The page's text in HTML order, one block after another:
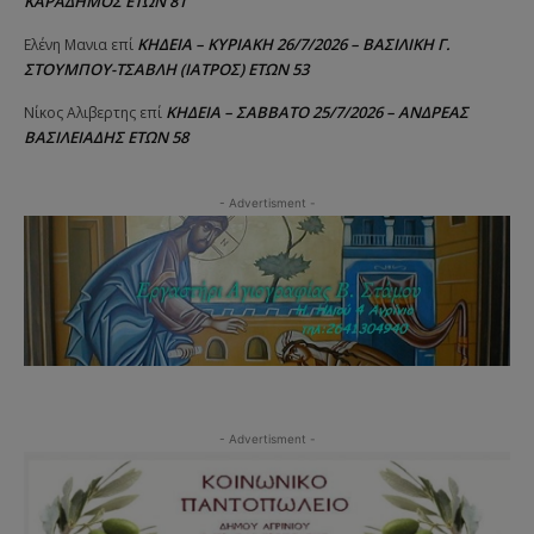
Ελένη Μανια επί ΚΗΔΕΙΑ – ΚΥΡΙΑΚΗ 26/7/2026 – ΒΑΣΙΛΙΚΗ Γ.
ΣΤΟΥΜΠΟΥ-ΤΣΑΒΛΗ (ΙΑΤΡΟΣ) ΕΤΩΝ 53
Νίκος Αλιβερτης επί ΚΗΔΕΙΑ – ΣΑΒΒΑΤΟ 25/7/2026 – ΑΝΔΡΕΑΣ
ΒΑΣΙΛΕΙΑΔΗΣ ΕΤΩΝ 58
- Advertisment -
- Advertisment -